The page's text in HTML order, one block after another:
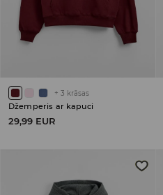
+ 3 krāsas
Džemperis ar kapuci
29,99 EUR